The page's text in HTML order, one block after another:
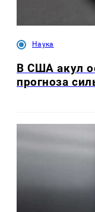
Наука
В США акул
прогноза